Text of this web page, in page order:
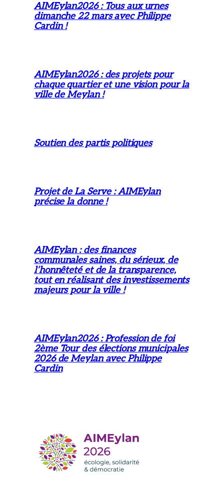
AIMEylan2026 : Tous aux urnes
dimanche 22 mars avec Philippe
Cardin !
AIMEylan2026 : des projets pour
chaque quartier et une vision pour la
ville de Meylan !
Soutien des partis politiques
Projet de La Serve : AIMEylan
précise la donne !
AIMEylan : des finances
communales saines, du sérieux, de
l’honnêteté et de la transparence,
tout en réalisant des investissements
majeurs pour la ville !
AIMEylan2026 : Profession de foi
2ème Tour des élections municipales
2026 de Meylan avec Philippe
Cardin